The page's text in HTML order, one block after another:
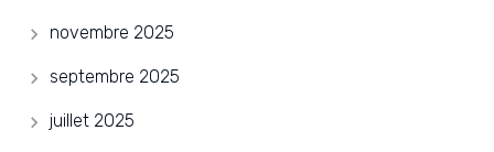
novembre 2025
septembre 2025
juillet 2025